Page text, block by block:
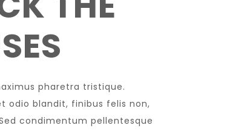
pharetra tristique.
odio blandit, finibus felis non,
condimentum pellentesque